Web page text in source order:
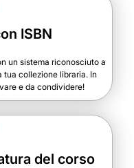
ISBN
un sistema riconosciuto a
tua collezione libraria. In
e da condividere!
del corso